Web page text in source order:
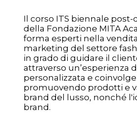
Il corso ITS biennale post-
della Fondazione MITA
forma esperti nella
marketing del settore
in grado di guidare il
attraverso un’esperienza
personalizzata e
promuovendo prodotti e
brand del lusso, nonché
brand.